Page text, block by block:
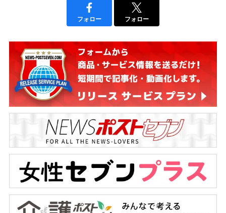
フォロー フォロー